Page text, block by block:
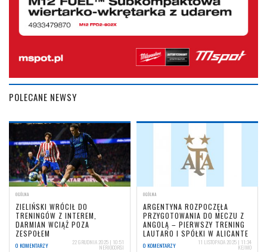
POLECANE NEWSY
OGÓLNA
ZIELIŃSKI WRÓCIŁ DO
TRENINGÓW Z INTEREM,
DARMIAN WCIĄŻ POZA
ZESPOŁEM
0 KOMENTARZY 22 GRUDNIA 2025 | 10:51
NERIOCORSI
OGÓLNA
ARGENTYNA ROZPOCZĘŁA
PRZYGOTOWANIA DO MECZU Z
ANGOLĄ – PIERWSZY TRENING
LAUTARO I SPÓŁKI W ALICANTE
0 KOMENTARZY 11 LISTOPADA 2025 | 11:34
KEJMO